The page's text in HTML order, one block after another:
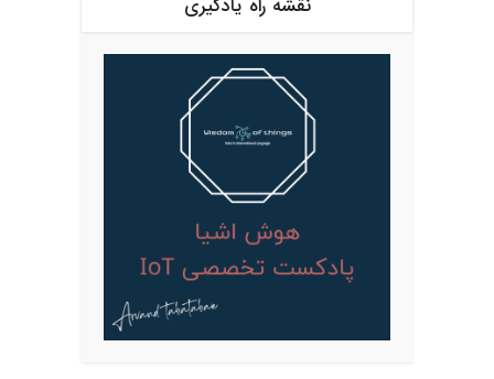
نقشه راه یادگیری